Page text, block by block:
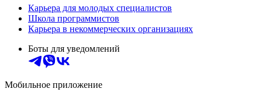
Карьера для молодых специалистов
Школа программистов
Карьера в некоммерческих организациях
Боты для уведомлений
Мобильное приложение